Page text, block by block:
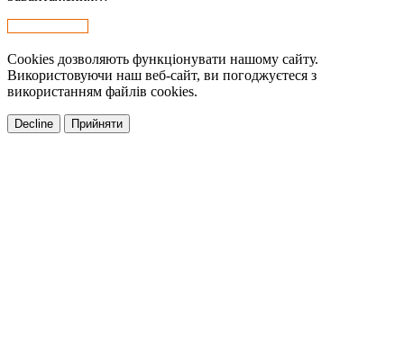
Cookies дозволяють функціонувати нашому сайту.
Використовуючи наш веб-сайт, ви погоджуєтеся з
використанням файлів cookies.
Decline Прийняти